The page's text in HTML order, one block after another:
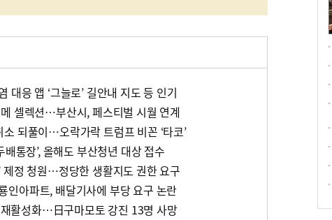
대응 앱 ‘그늘로’ 길안내 지도 등 인기
셀렉션…부산시, 페스티벌 시월 연계
되풀이…오락가락 트럼프 비꼰 ‘타코’
통장’, 올해도 부산청년 대상 접수
제정 청원…정당한 생활지도 권한 요구
인아파트, 배달기사에 부당 요구 논란
재활성화…日구마모토 강진 13명 사망